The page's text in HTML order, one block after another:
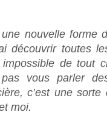
nouvelle forme
découvrir toutes
impossible de tout
vous parler
c’est une
moi.